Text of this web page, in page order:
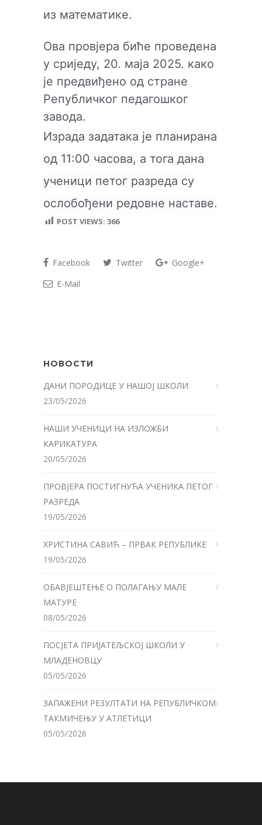
из математике.
Ова провјера биће проведена
у сриједу, 20. маја 2025. како
је предвиђено од стране
Републичког педагошког
завода.
Израда задатака је планирана
од 11:00 часова, а тога дана
ученици петог разреда су
ослобођени редовне наставе.
POST VIEWS: 366
Facebook Twitter
Google+
E-Mail
НОВОСТИ
ДАНИ ПОРОДИЦЕ У НАШОЈ ШКОЛИ
23/05/2026
НАШИ УЧЕНИЦИ НА ИЗЛОЖБИ
КАРИКАТУРА
20/05/2026
ПРОВЈЕРА ПОСТИГНУЋА УЧЕНИКА ПЕТОГ
РАЗРЕДА
19/05/2026
ХРИСТИНА САВИЋ – ПРВАК РЕПУБЛИКЕ
19/05/2026
ОБАВЈЕШТЕЊЕ О ПОЛАГАЊУ МАЛЕ
МАТУРЕ
08/05/2026
ПОСЈЕТА ПРИЈАТЕЉСКОЈ ШКОЛИ У
МЛАДЕНОВЦУ
05/05/2026
ЗАПАЖЕНИ РЕЗУЛТАТИ НА РЕПУБЛИЧКОМ
ТАКМИЧЕЊУ У АТЛЕТИЦИ
05/05/2026